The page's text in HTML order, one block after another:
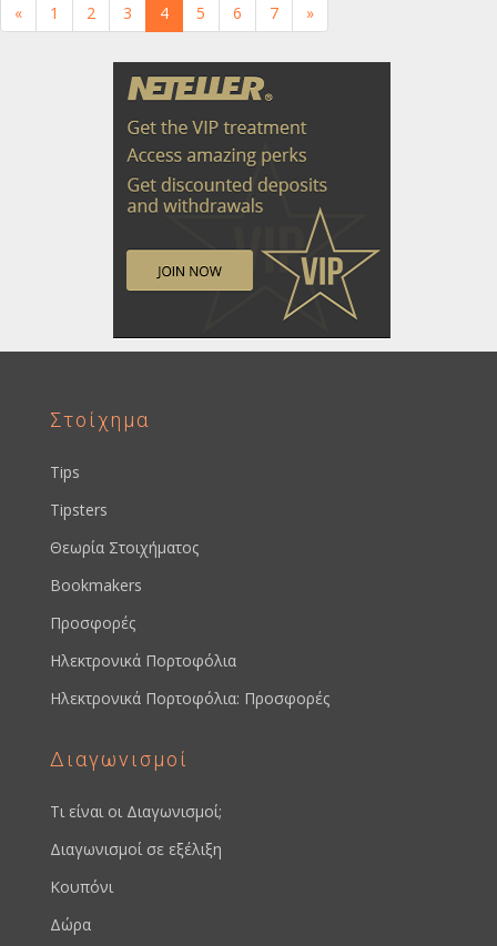
« 1 2 3 4 5 6 7 »
Στοίχημα
Tips
Tipsters
Θεωρία Στοιχήματος
Bookmakers
Προσφορές
Ηλεκτρονικά Πορτοφόλια
Ηλεκτρονικά Πορτοφόλια: Προσφορές
Διαγωνισμοί
Τι είναι οι Διαγωνισμοί;
Διαγωνισμοί σε εξέλιξη
Κουπόνι
Δώρα